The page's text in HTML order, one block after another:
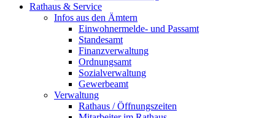
Rathaus & Service
Infos aus den Ämtern
Einwohnermelde- und Passamt
Standesamt
Finanzverwaltung
Ordnungsamt
Sozialverwaltung
Gewerbeamt
Verwaltung
Rathaus / Öffnungszeiten